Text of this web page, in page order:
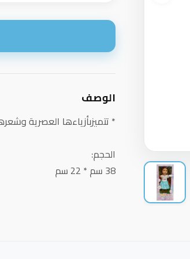
الوصف
* تتميزبأزياءها العصرية
الحجم:
38 سم * 22 سم